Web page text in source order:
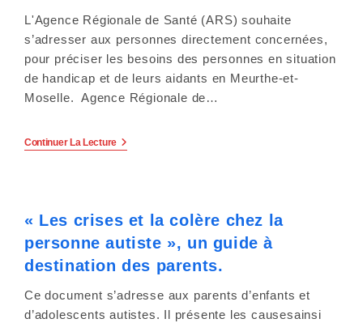
L'Agence Régionale de Santé (ARS) souhaite
s’adresser aux personnes directement concernées,
pour préciser les besoins des personnes en situation
de handicap et de leurs aidants en Meurthe-et-
Moselle. Agence Régionale de…
Continuer La LectureL’Agence
Ateliers
Recueillir
Les
Besoins
Personnes
En
« Les crises et la colère chez la
personne autiste », un guide à
destination des parents.
Ce document s’adresse aux parents d’enfants et
d’adolescents autistes. Il présente les causesainsi